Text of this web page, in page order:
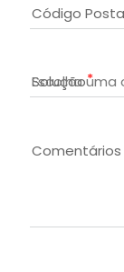
Código
Solução
Comentários